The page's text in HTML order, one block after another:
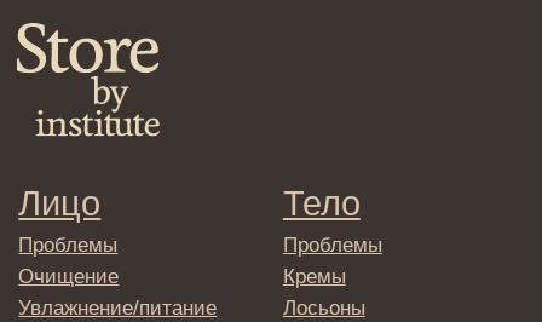
персональных данных
Политика
конфиденциальности
Договор оферта
Реквизиты и контакты
Подписаться
→
Отправляя адрес электронной почты
вы соглашаетесь с политикой в отношении
обработки персональных данных